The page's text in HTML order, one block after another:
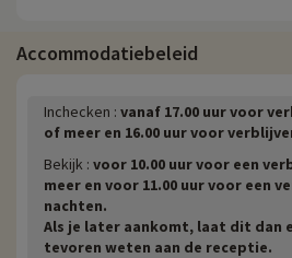
Accommodatiebeleid
Inchecken : vanaf 17.00 uur voor
of meer en 16.00 uur voor
Bekijk : voor 10.00 uur voor een
meer en voor 11.00 uur voor een
nachten.
Als je later aankomt, laat dit dan
tevoren weten aan de receptie.